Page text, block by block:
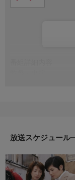
交通課の警察官・貴
（平田満）や警部
殺人の可能性を口に
放送スケジュール